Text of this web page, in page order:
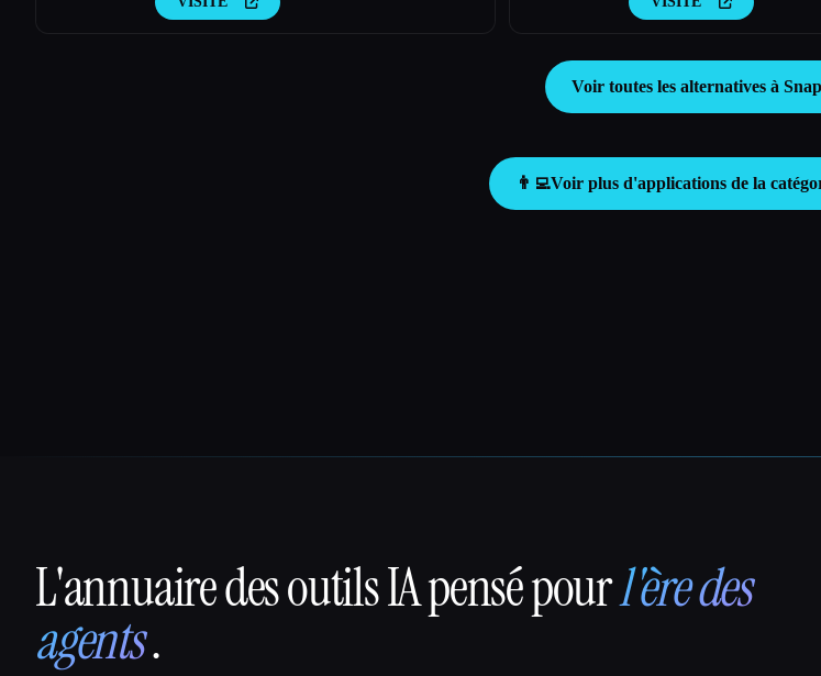
Voir toutes les alternatives à
👨‍💻Voir plus d'applications de la
That AI Collection
L'annuaire des outils IA pensé pourl'ère des
agents.